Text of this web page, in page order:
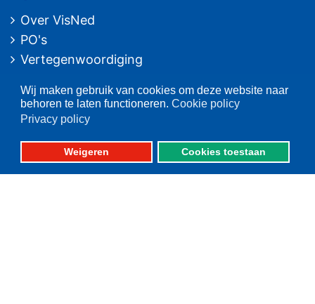
Wij maken gebruik van cookies om deze website naar
behoren te laten functioneren. Cookie policy
Privacy policy
Weigeren Cookies toestaan
Over VisNed
PO's
Vertegenwoordiging
Nieuwsarchief
Contactinformatie
Postbus 59
8320 AB URK